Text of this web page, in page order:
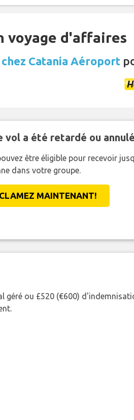
voyage d'affaires
Catania Aéroport
vol a été retardé ou
être éligible pour recevoir
dans votre groupe.
MAINTENANT!
géré ou £520 (€600)